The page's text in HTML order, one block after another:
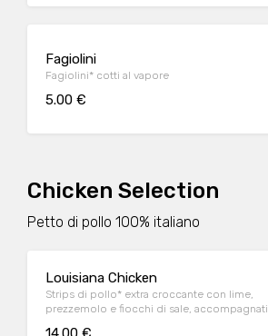
Fagiolini
Fagiolini* cotti al vapore
5.00 €
Chicken Selection
Petto di pollo 100% italiano
Louisiana Chicken
Strips di pollo* extra croccante con lime,
prezzemolo e fiocchi di sale, accompagnati